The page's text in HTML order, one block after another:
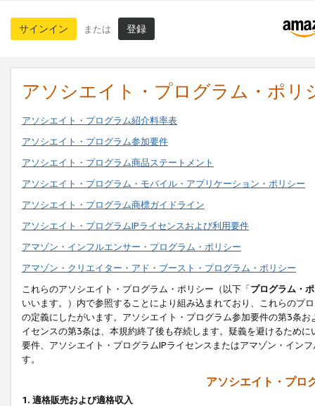
サインイン または 登録
アソシエイト・プログラム・ポリ
アソシエイト・プログラム紹介料率表
アソシエイト・プログラム参加要件
アソシエイト・プログラム商品ステートメント
アソシエイト・プログラム・モバイル・アプリケーション・ポリシー
アソシエイト・プログラム商標ガイドライン
アソシエイト・プログラムIPライセンスおよび利用要件
アマゾン・インフルエンサー・プログラム・ポリシー
アマゾン・クリエイター・アド・ブースト・プログラム・ポリシー
これらのアソシエイト・プログラム・ポリシー（以下「プログラム・
いいます。）内で参照することにより組み込まれており、これらのプ
の定義にしたがいます。アソシエイト・プログラム参加要件の第3条
イセンスの第3条は、本規約終了後も存続します。疑義を避けるため
要件、アソシエイト・プログラムIPライセンスまたはアマゾン・イン
す。
アソシエイト・プロ
1. 適格販売および適格収入